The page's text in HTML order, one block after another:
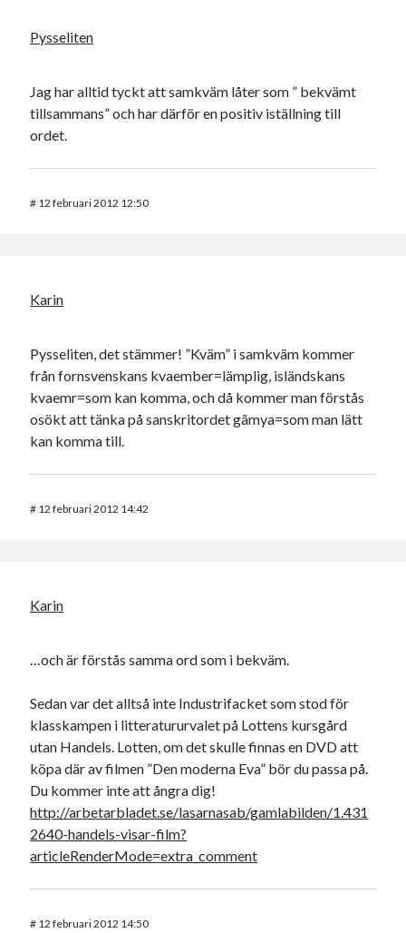
Pysseliten
Jag har alltid tyckt att samkväm låter som ” bekvämt
tillsammans” och har därför en positiv iställning till
ordet.
# 12 februari 2012 12:50
Karin
Pysseliten, det stämmer! ”Kväm” i samkväm kommer
från fornsvenskans kvaember=lämplig, isländskans
kvaemr=som kan komma, och då kommer man förstås
osökt att tänka på sanskritordet gãmya=som man lätt
kan komma till.
# 12 februari 2012 14:42
Karin
…och är förstås samma ord som i bekväm.
Sedan var det alltså inte Industrifacket som stod för
klasskampen i litteratururvalet på Lottens kursgård
utan Handels. Lotten, om det skulle finnas en DVD att
köpa där av filmen ”Den moderna Eva” bör du passa på.
Du kommer inte att ångra dig!
http://arbetarbladet.se/lasarnasab/gamlabilden/1.431
2640-handels-visar-film?
articleRenderMode=extra_comment
# 12 februari 2012 14:50